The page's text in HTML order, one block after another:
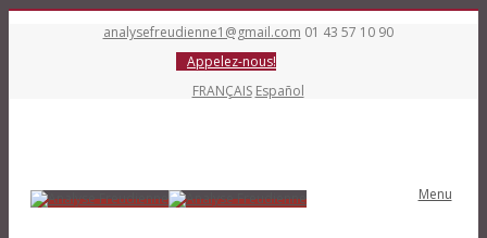
analysefreudienne1@gmail.com 01 43 57 10 90
Appelez-nous!
FRANÇAIS Español
Menu